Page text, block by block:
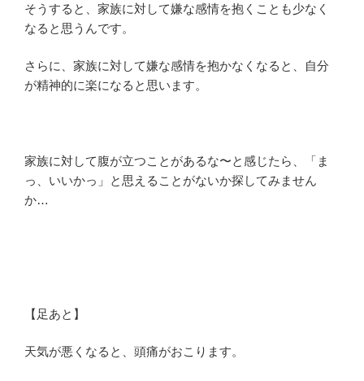
そうすると、家族に対して嫌な感情を抱くことも少なく
なると思うんです。
さらに、家族に対して嫌な感情を抱かなくなると、自分
が精神的に楽になると思います。
家族に対して腹が立つことがあるな〜と感じたら、「ま
っ、いいかっ」と思えることがないか探してみません
か…
【足あと】
天気が悪くなると、頭痛がおこります。